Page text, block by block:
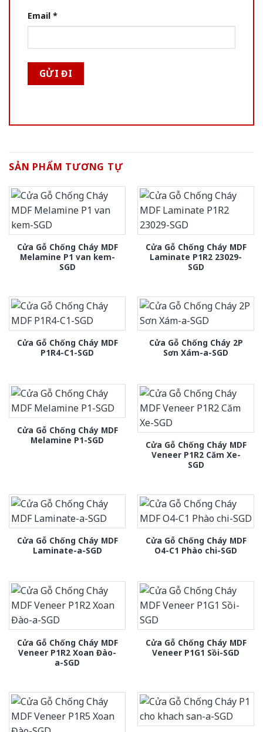
Email *
SẢN PHẨM TƯƠNG TỰ
Cửa Gỗ Chống Cháy MDF
Melamine P1 van kem-
SGD
Cửa Gỗ Chống Cháy MDF
Laminate P1R2 23029-
SGD
Cửa Gỗ Chống Cháy MDF
P1R4-C1-SGD
Cửa Gỗ Chống Cháy 2P
Sơn Xám-a-SGD
Cửa Gỗ Chống Cháy MDF
Melamine P1-SGD
Cửa Gỗ Chống Cháy MDF
Veneer P1R2 Căm Xe-
SGD
Cửa Gỗ Chống Cháy MDF
Laminate-a-SGD
Cửa Gỗ Chống Cháy MDF
O4-C1 Phào chi-SGD
Cửa Gỗ Chống Cháy MDF
Veneer P1R2 Xoan Đào-
a-SGD
Cửa Gỗ Chống Cháy MDF
Veneer P1G1 Sồi-SGD